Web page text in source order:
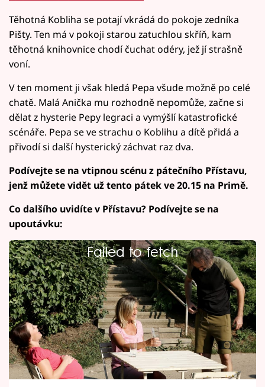
Těhotná Kobliha se potají vkrádá do pokoje zedníka
Pišty. Ten má v pokoji starou zatuchlou skříň, kam
těhotná knihovnice chodí čuchat odéry, jež jí strašně
voní.
V ten moment ji však hledá Pepa všude možně po celé
chatě. Malá Anička mu rozhodně nepomůže, začne si
dělat z hysterie Pepy legraci a vymýšlí katastrofické
scénáře. Pepa se ve strachu o Koblihu a dítě přidá a
přivodí si další hysterický záchvat raz dva.
Podívejte se na vtipnou scénu z pátečního Přístavu,
jenž můžete vidět už tento pátek ve 20.15 na Primě.
Co dalšího uvidíte v Přístavu? Podívejte se na
upoutávku:
Failed to fetch